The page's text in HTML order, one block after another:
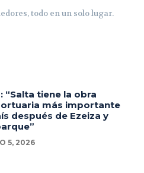
todo en un solo lugar.
“Salta tiene la obra
más importante
después de Ezeiza y
5, 2026